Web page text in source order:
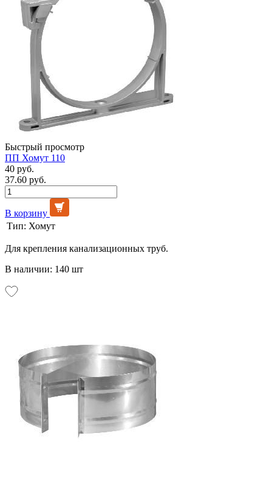
Быстрый просмотр
ПП Хомут 110
40 руб.
37.60 руб.
В корзину
Тип: Хомут
Для крепления канализационных труб.
В наличии: 140 шт